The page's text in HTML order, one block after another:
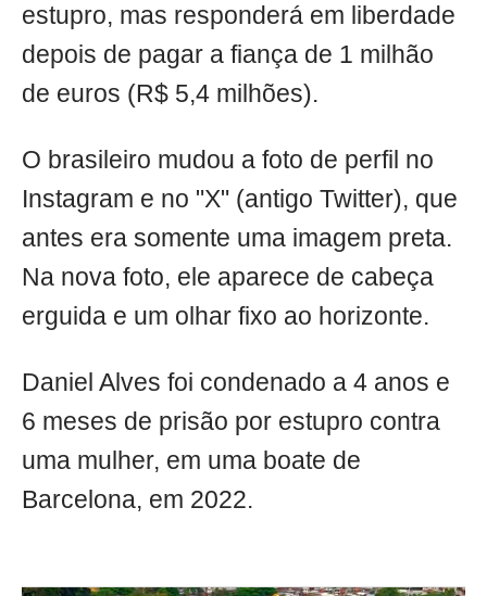
estupro, mas responderá em liberdade
depois de pagar a fiança de 1 milhão
de euros (R$ 5,4 milhões).
O brasileiro mudou a foto de perfil no
Instagram e no "X" (antigo Twitter), que
antes era somente uma imagem preta.
Na nova foto, ele aparece de cabeça
erguida e um olhar fixo ao horizonte.
Daniel Alves foi condenado a 4 anos e
6 meses de prisão por estupro contra
uma mulher, em uma boate de
Barcelona, em 2022.